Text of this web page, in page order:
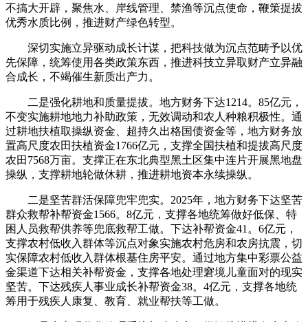
不搞大开辟，聚焦水、岸线管理、禁渔等沉点使命，鞭策提拔
优秀水质比例，推进财产绿色转型。
深切实施立异驱动成长计谋，把科技做为沉点范畴予以优
先保障，统筹使用各类政策东西，推进科技立异取财产立异融
合成长，不竭催生新质出产力。
二是强化耕地和质量提拔。地方财务下达1214。85亿元，
不变实施耕地地力补助政策，无效调动和农人种粮积极性。通
过耕地扶植取操纵资金、超持久出格国债资金等，地方财务放
置高尺度农田扶植资金1766亿元，支撑全国扶植和提拔高尺度
农田7568万亩。支撑正在东北典型黑土区集中连片开展黑地盘
操纵，支撑耕地轮做休耕，推进耕地资本永续操纵。
二是坚苦群活保障兜牢兜实。2025年，地方财务下达坚苦
群众救帮补帮资金1566。8亿元，支撑各地统筹做好低保、特
困人员救帮供养等兜底救帮工做。下达补帮资金41。6亿元，
支撑农村低收入群体等沉点对象实施农村危房和农房抗震，切
实保障农村低收入群体根基住房平安。通过地方集中彩票公益
金渠道下达相关补帮资金，支撑各地处理窘境儿童面对的现实
坚苦。下达残疾人事业成长补帮资金38。4亿元，支撑各地统
筹用于残疾人康复、教育、就业帮扶等工做。